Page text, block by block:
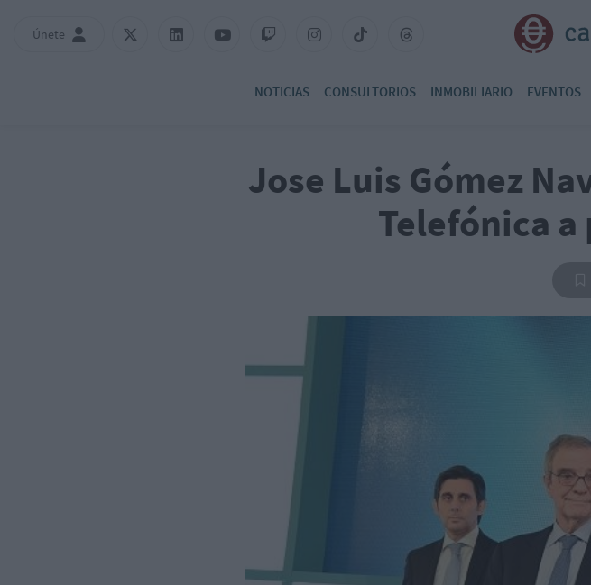
Únete
NOTICIAS CONSULTORIOS INMOBILIARIO EVENTOS
Jose Luis Gómez
Telefónica